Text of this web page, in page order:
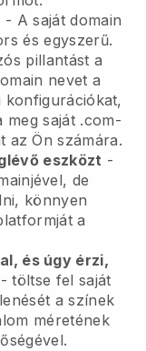
- A saját domain
és egyszerű.
pillantást a
nevet a
konfigurációkat,
meg saját .com-
az Ön számára.
eszközt -
de
könnyen
a
és úgy érzi,
- töltse fel saját
a színek
méretének